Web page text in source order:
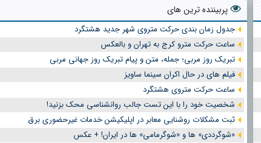
پربیننده ترین های
جدول زمان بندی حرکت متروی شهر جدید هشتگرد
ساعت حرکت مترو کرج به تهران و بالعکس
تبریک روز مربی؛ جمله، متن و پیام تبریک روز جهانی مربی
فیلم های در حال اکران سینما ساویز
ساعت حرکت متروی هشتگرد
شخصیت خود را با این تست جالب روانشناسی محک بزنید!
ثبت مشکلات روشنایی معابر در اپلیکیشن خدمات غیرحضوری برق
«شوگرددی» ها و «شوگرمامی» ها در ایران! + عکس